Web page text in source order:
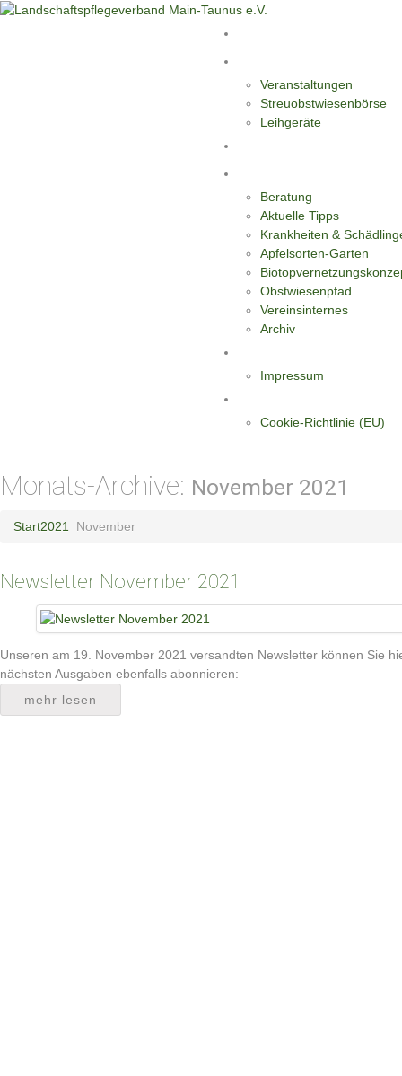
Veranstaltungen
Streuobstwiesenbörse
Leihgeräte
Beratung
Aktuelle Tipps
Krankheiten &
Apfelsorten-Garten
Obstwiesenpfad
Vereinsinternes
Archiv
Impressum
Cookie-Richtlinie (EU)
Monats-Archive: November 2021
Start2021 November
Newsletter November 2021
Unseren am 19. November 2021 versandten Newsletter können Sie
nächsten Ausgaben ebenfalls abonnieren:
mehr lesen